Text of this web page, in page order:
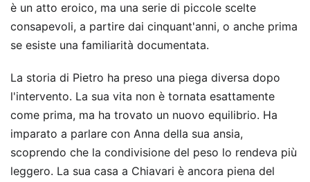
è un atto eroico, ma una serie di piccole scelte
consapevoli, a partire dai cinquant'anni, o anche prima
se esiste una familiarità documentata.
La storia di Pietro ha preso una piega diversa dopo
l'intervento. La sua vita non è tornata esattamente
come prima, ma ha trovato un nuovo equilibrio. Ha
imparato a parlare con Anna della sua ansia,
scoprendo che la condivisione del peso lo rendeva più
leggero. La sua casa a Chiavari è ancora piena del